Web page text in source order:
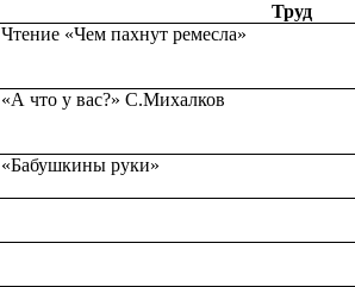
Труд
Чтение «Чем пахнут ремесла»
«А что у вас?» С.Михалков
«Бабушкины руки»